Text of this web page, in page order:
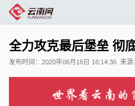
全力攻克最后堡垒 彻
发布时间： 2020年06月16日 16:14:36 来源